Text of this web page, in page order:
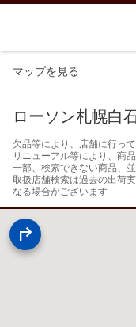
マップを見る
ローソン札幌白
欠品等により、店舗に行っ
リニューアル等により、商
一部、検索できない商品、
取扱店舗検索は過去の出荷
なる場合がございます